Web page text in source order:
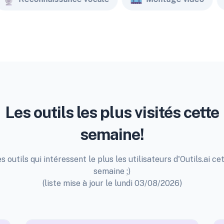
Les outils les plus visités cette
semaine!
outils qui intéressent le plus les utilisateurs d'Outils.ai
semaine ;)
(liste mise à jour le lundi 03/08/2026)